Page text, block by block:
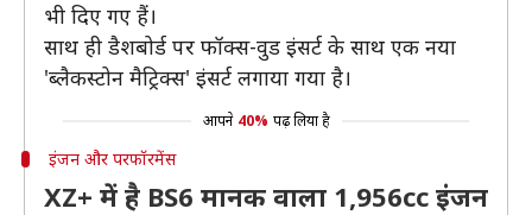
भी दिए गए हैं।
साथ ही डैशबोर्ड पर फॉक्स-वुड इंसर्ट के साथ एक नया
'ब्लैकस्टोन मैट्रिक्स' इंसर्ट लगाया गया है।
आपने 40% पढ़ लिया है
इंजन और परफॉरमेंस
XZ+ में है BS6 मानक वाला 1,956cc इंजन